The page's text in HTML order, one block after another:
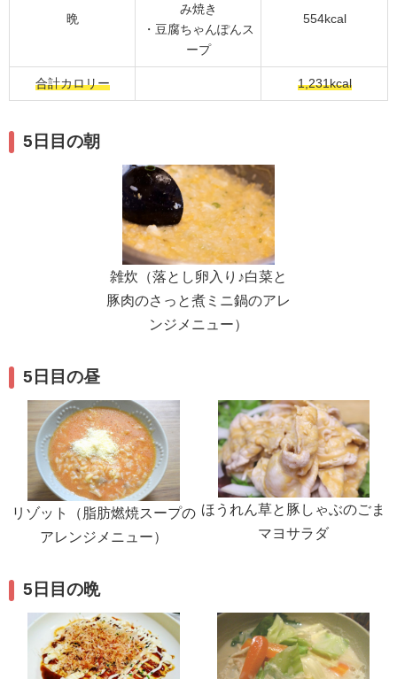
晩
み焼き
・豆腐ちゃんぽんス
ープ
554kcal
合計カロリー 1,231kcal
5日目の朝
雑炊（落とし卵入り♪白菜と
豚肉のさっと煮ミニ鍋のアレ
ンジメニュー）
5日目の昼
リゾット（脂肪燃焼スープの
アレンジメニュー）
ほうれん草と豚しゃぶのごま
マヨサラダ
5日目の晩